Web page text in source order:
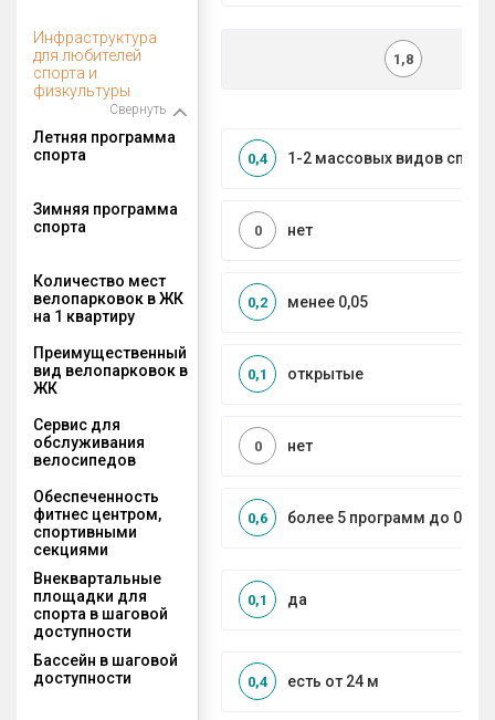
Инфраструктура
для любителей
спорта и
физкультуры
Свернуть
1,8
Летняя программа
спорта
1-2 массовых видов
0,4
Зимняя программа
спорта
нет
0
Количество мест
велопарковок в ЖК
на 1 квартиру
менее 0,05
0,2
Преимущественный
вид велопарковок в
ЖК
открытые
0,1
Сервис для
обслуживания
велосипедов
нет
0
Обеспеченность
фитнес центром,
спортивными
секциями
более 5 программ до 0,5
0,6
Внеквартальные
площадки для
спорта в шаговой
доступности
да
0,1
Бассейн в шаговой
доступности
есть от 24 м
0,4